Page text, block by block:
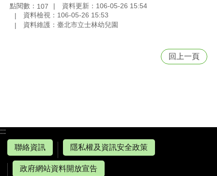
點閱數： 107
資料更新：106-05-26 15:54
資料檢視：106-05-26 15:53
資料維護：臺北市立士林幼兒園
回上一頁
:::
聯絡資訊
隱私權及資訊安全政策
政府網站資料開放宣告